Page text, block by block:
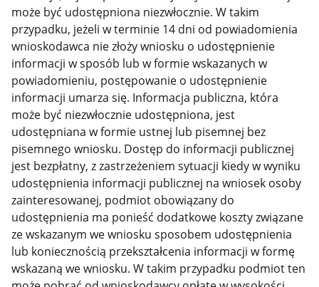
może być udostępniona niezwłocznie. W takim
przypadku, jeżeli w terminie 14 dni od powiadomienia
wnioskodawca nie złoży wniosku o udostępnienie
informacji w sposób lub w formie wskazanych w
powiadomieniu, postępowanie o udostępnienie
informacji umarza się. Informacja publiczna, która
może być niezwłocznie udostępniona, jest
udostępniana w formie ustnej lub pisemnej bez
pisemnego wniosku. Dostęp do informacji publicznej
jest bezpłatny, z zastrzeżeniem sytuacji kiedy w wyniku
udostępnienia informacji publicznej na wniosek osoby
zainteresowanej, podmiot obowiązany do
udostępnienia ma ponieść dodatkowe koszty związane
ze wskazanym we wniosku sposobem udostępnienia
lub koniecznością przekształcenia informacji w formę
wskazaną we wniosku. W takim przypadku podmiot ten